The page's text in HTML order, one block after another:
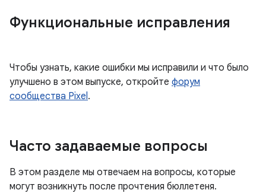
Функциональные исправления
Чтобы узнать, какие ошибки мы исправили и что было
улучшено в этом выпуске, откройте форум
сообщества Pixel.
Часто задаваемые вопросы
В этом разделе мы отвечаем на вопросы, которые
могут возникнуть после прочтения бюллетеня.